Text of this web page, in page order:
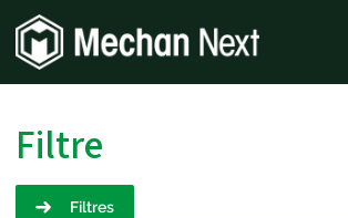
Filtre
Filtres